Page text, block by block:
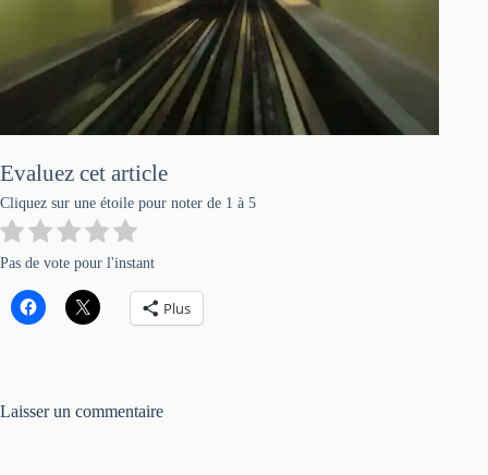
Evaluez cet article
Cliquez sur une étoile pour noter de 1 à 5
Pas de vote pour l'instant
Plus
Laisser un commentaire